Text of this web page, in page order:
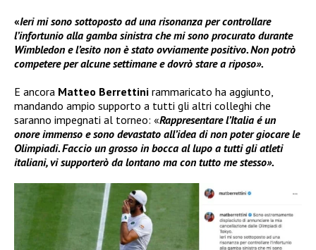
«Ieri mi sono sottoposto ad una risonanza per controllare
l’infortunio alla gamba sinistra che mi sono procurato durante
Wimbledon e l’esito non è stato ovviamente positivo. Non potrò
competere per alcune settimane e dovrò stare a riposo».
E ancora Matteo Berrettini rammaricato ha aggiunto,
mandando ampio supporto a tutti gli altri colleghi che
saranno impegnati al torneo: «Rappresentare l’Italia é un
onore immenso e sono devastato all’idea di non poter giocare le
Olimpiadi. Faccio un grosso in bocca al lupo a tutti gli atleti
italiani, vi supporterò da lontano ma con tutto me stesso».